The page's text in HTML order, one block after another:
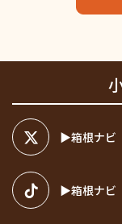
箱根ナビ
箱根ナビ